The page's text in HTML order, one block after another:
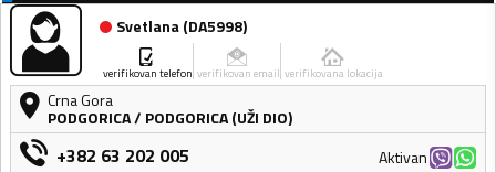
Svetlana(DA5998)
verifikovan telefon verifikovan email verifikovana lokacija
Crna Gora
PODGORICA/ PODGORICA (UŽI DIO)
+382 63 202 005 Aktivan